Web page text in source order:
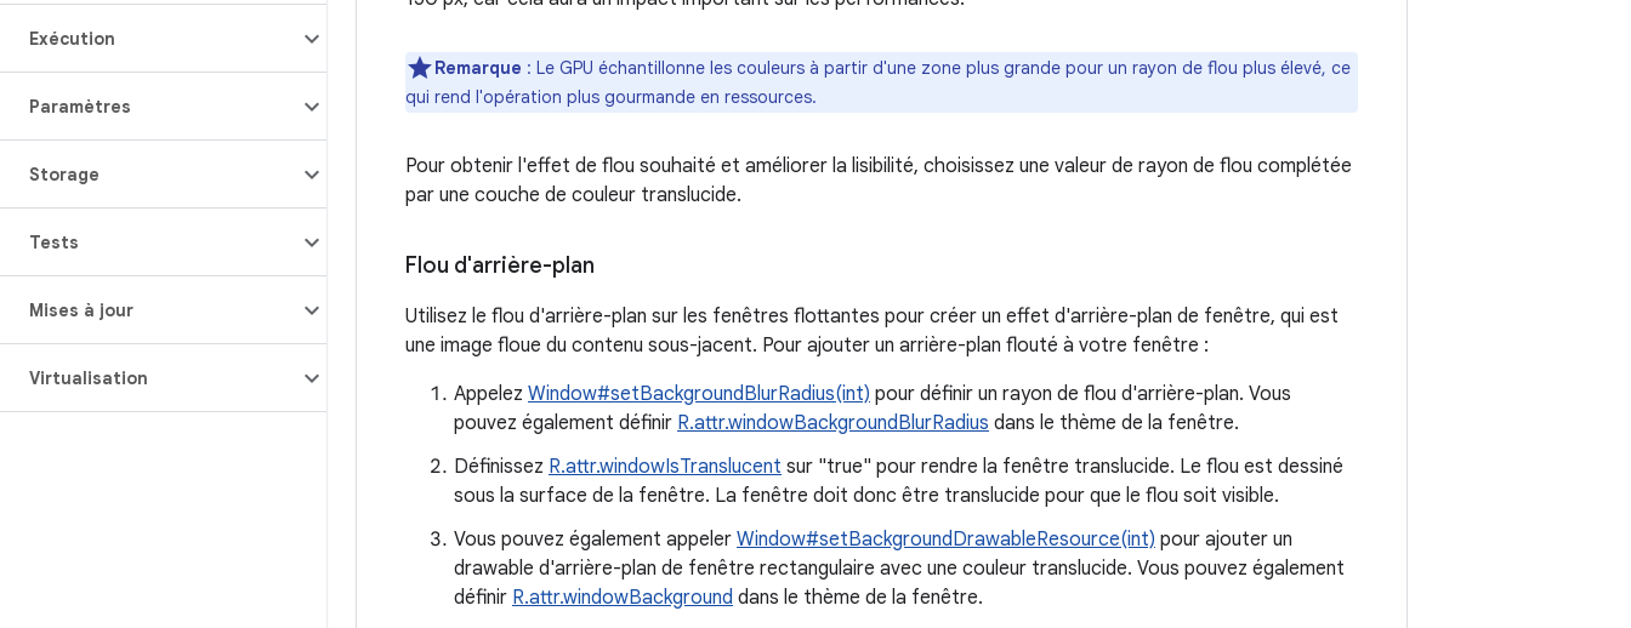
Exécution
Paramètres
Storage
Tests
Mises à jour
Virtualisation
Remarque : Le GPU échantillonne les couleurs à partir d'une zone plus grande pour un rayon de flou plus élevé, ce
qui rend l'opération plus gourmande en ressources.
Pour obtenir l'effet de flou souhaité et améliorer la lisibilité, choisissez une valeur de rayon de flou complétée
par une couche de couleur translucide.
Flou d'arrière-plan
Utilisez le flou d'arrière-plan sur les fenêtres flottantes pour créer un effet d'arrière-plan de fenêtre, qui est
une image floue du contenu sous-jacent. Pour ajouter un arrière-plan flouté à votre fenêtre :
Appelez Window#setBackgroundBlurRadius(int) pour définir un rayon de flou d'arrière-plan. Vous
pouvez également définir R.attr.windowBackgroundBlurRadius dans le thème de la fenêtre.
Définissez R.attr.windowIsTranslucent sur "true" pour rendre la fenêtre translucide. Le flou est dessiné
sous la surface de la fenêtre. La fenêtre doit donc être translucide pour que le flou soit visible.
Vous pouvez également appeler Window#setBackgroundDrawableResource(int) pour ajouter un
drawable d'arrière-plan de fenêtre rectangulaire avec une couleur translucide. Vous pouvez également
définir R.attr.windowBackground dans le thème de la fenêtre.